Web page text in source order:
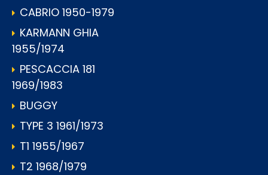
CABRIO 1950-1979
KARMANN GHIA
1955/1974
PESCACCIA 181
1969/1983
BUGGY
TYPE 3 1961/1973
T1 1955/1967
T2 1968/1979